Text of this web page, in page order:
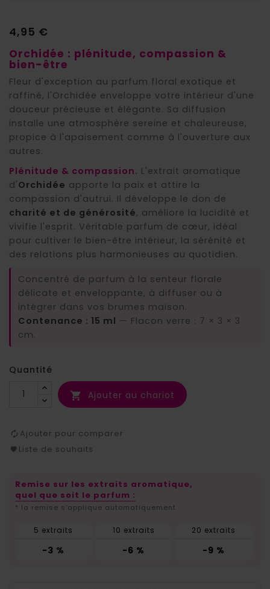
4,95 €
Orchidée : plénitude, compassion &
bien-être
Fleur d'exception au parfum floral exotique et
raffiné, l'Orchidée enveloppe votre intérieur d'une
douceur précieuse et élégante. Sa diffusion
installe une atmosphère sereine et chaleureuse,
propice à l'apaisement comme à l'ouverture aux
autres.
Plénitude & compassion. L'extrait aromatique
d'Orchidée apporte la paix et attire la
compassion d'autrui. Il développe le don de
charité et de générosité, améliore la lucidité et
vivifie l'esprit. Véritable parfum de cœur, idéal
pour cultiver le bien-être intérieur, la sérénité et
des relations plus harmonieuses au quotidien.
Concentré de parfum à la senteur florale
délicate et enveloppante, à diffuser ou à
intégrer dans vos brumes maison.
Contenance : 15 ml — Flacon verre : 7 × 3 × 3
cm.
Quantité
 Ajouter au chariot
Ajouter pour comparer
Liste de souhaits
Remise sur les extraits aromatique,
quel que soit le parfum :
* la remise s'applique automatiquement
5 extraits
-3 %
10 extraits
-6 %
20 extraits
-9 %